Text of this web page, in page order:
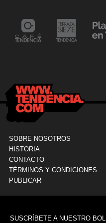
24 mayo, 2021
SOBRE NOSOTROS
HISTORIA
CONTACTO
TÉRMINOS Y CONDICIONES
PUBLICAR
SUSCRÍBETE A NUESTRO